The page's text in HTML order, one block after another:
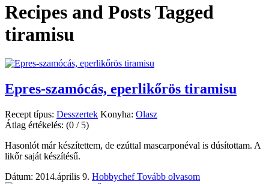
Recipes and Posts Tagged
tiramisu
Epres-szamócás, eperlikőrös tiramisu
Recept típus: Desszertek Konyha: Olasz
Átlag értékelés: (0 / 5)
Hasonlót már készítettem, de ezúttal mascarponéval is dúsítottam. A
likőr saját készítésű.
Dátum: 2014.április 9. HobbychefTovább olvasom